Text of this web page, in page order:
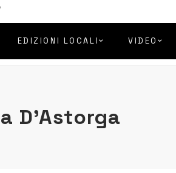
EDIZIONI LOCALI VIDEO
D’Astorga